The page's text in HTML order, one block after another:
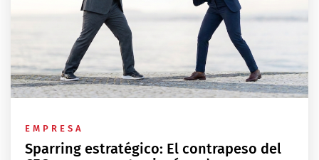
EMPRESA
Sparring estratégico: El contrapeso del